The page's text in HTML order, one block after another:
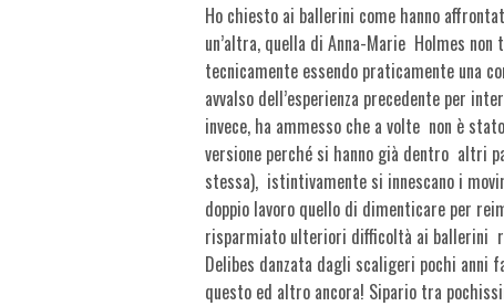
Ho chiesto ai ballerini come hanno
un’altra, quella di Anna-Marie Holmes
tecnicamente essendo praticamente
avvalso dell’esperienza precedente per
invece, ha ammesso che a volte non è
versione perché si hanno già dentro altri
stessa), istintivamente si innescano i
doppio lavoro quello di dimenticare per
risparmiato ulteriori difficoltà ai ballerini
Delibes danzata dagli scaligeri pochi anni
questo ed altro ancora! Sipario tra